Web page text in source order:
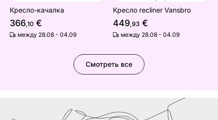
Кресло-качалка
366,10 €
между 28.08 - 04.09
Кресло recliner Vansbro
449,93 €
между 28.08 - 04.09
Смотреть все